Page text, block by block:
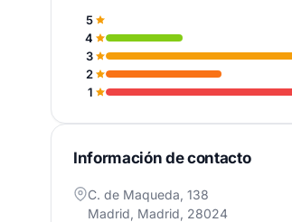
5
4
3
2
1
Información de contacto
C. de Maqueda, 138
Madrid, Madrid, 28024